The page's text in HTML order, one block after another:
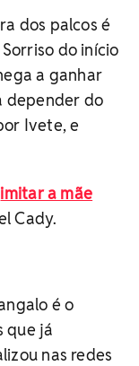
dos palcos é
do início
a ganhar
depender do
Ivete, e
imitar a mãe
Cady.
é o
que já
nas redes